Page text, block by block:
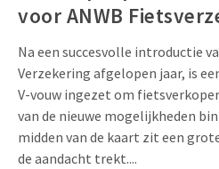
voor ANWB
Na een succesvolle introductie
Verzekering afgelopen jaar, is
V-vouw ingezet om
van de nieuwe mogelijkheden
midden van de kaart zit een
de aandacht trekt....
Twin Sliders
Budget kaarten
Andere opvallende mailings
Marketing in de Zorg
Duurzame Marketing
Marketing voor Scholen
Horeca Marketing
Kalender maken
Klantenbinding
Brochure downloaden